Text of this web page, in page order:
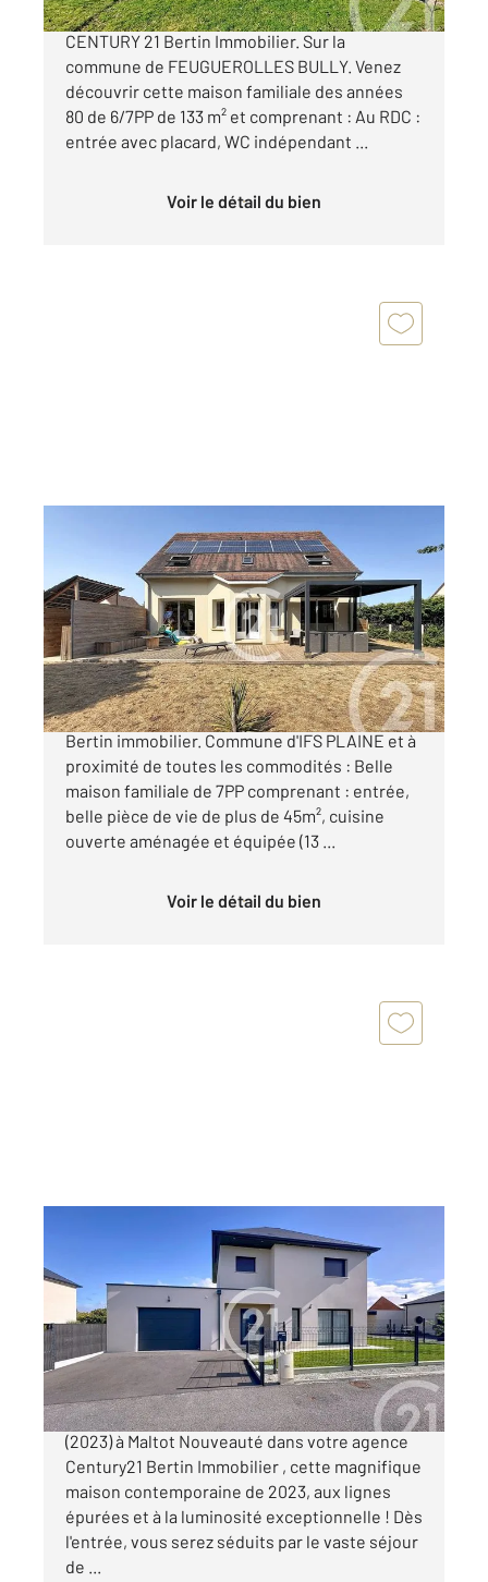
Nouveau à ce prix dans votre agence
CENTURY 21 Bertin Immobilier. Sur la
commune de FEUGUEROLLES BULLY. Venez
découvrir cette maison familiale des années
80 de 6/7PP de 133 m² et comprenant : Au RDC :
entrée avec placard, WC indépendant ...
Voir le détail du bien
, 7 pièces
Ref : 3426
Maison à vendre
370 000 €
Nouveau dans votre agence CENTURY 21
Bertin immobilier. Commune d'IFS PLAINE et à
proximité de toutes les commodités : Belle
maison familiale de 7PP comprenant : entrée,
belle pièce de vie de plus de 45m², cuisine
ouverte aménagée et équipée (13 ...
Voir le détail du bien
Ref : 2990
Maison à vendre
380 000 €
A vendre - Maison contemporaine 145m2
(2023) à Maltot Nouveauté dans votre agence
Century21 Bertin Immobilier , cette magnifique
maison contemporaine de 2023, aux lignes
épurées et à la luminosité exceptionnelle ! Dès
l'entrée, vous serez séduits par le vaste séjour
de ...